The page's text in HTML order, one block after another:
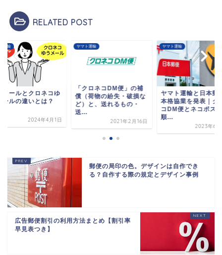
RELATED POST
運輸
メールとクロネコゆ
ールの違いとは？
2024年4月1日
ヤマト運輸
「クロネコDM便」の補
償（荷物の紛失・破損な
ど）と、送れるもの・
送...
2021年2月16日
ヤマト運輸
ヤマト運輸と日本郵
本格協業を発表｜ク
コDM便とネコポス
順...
2023年6
郵便の局印の色。デザインは自作でき
る？自作する際の規定とデザイン事例
広告郵便割引の利用方法まとめ【割引率
早見表つき】